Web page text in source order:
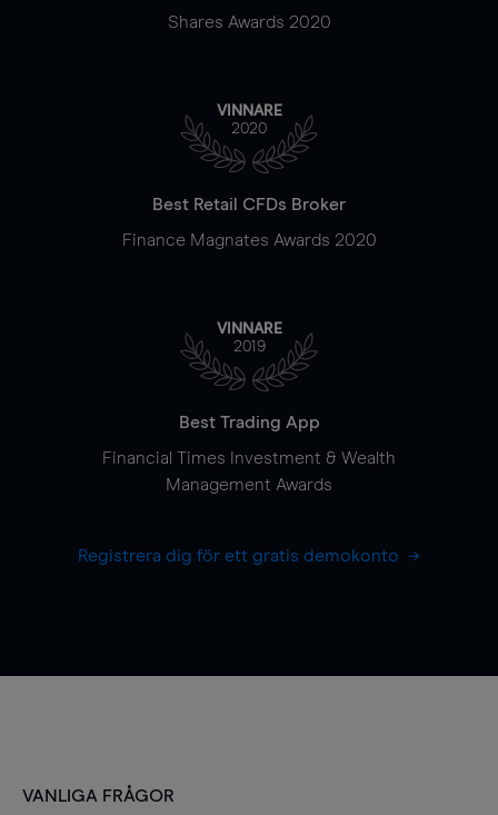
Shares Awards 2020
VINNARE
2020
Best Retail CFDs Broker
Finance Magnates Awards 2020
VINNARE
2019
Best Trading App
Financial Times Investment & Wealth
Management Awards
Registrera dig för ett gratis demokonto
VANLIGA FRÅGOR